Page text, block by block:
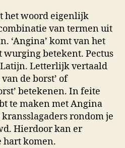
het woord eigenlijk
van termen uit
‘Angina’ komt van het
wurging betekent. Pectus
Letterlijk vertaald
de borst’ of
betekenen. In feite
te maken met Angina
rondom je
Hierdoor kan er
hart komen.